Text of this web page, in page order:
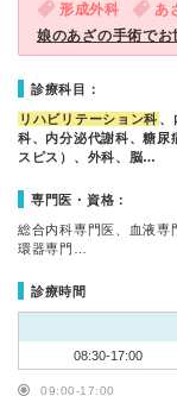
形成外科 あ
娘のあざの手術でお
診療科目：
リハビリテーション科 、
科、内分泌代謝科、糖尿
スピス）、外科、脳…
専門医・資格：
総合内科専門医、血液専
環器専門…
診療時間
08:30-17:00
09:00-17:00